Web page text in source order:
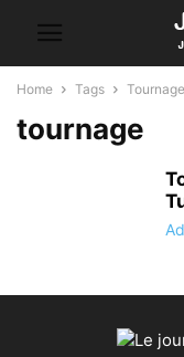
Home Tags Tournage
tournage